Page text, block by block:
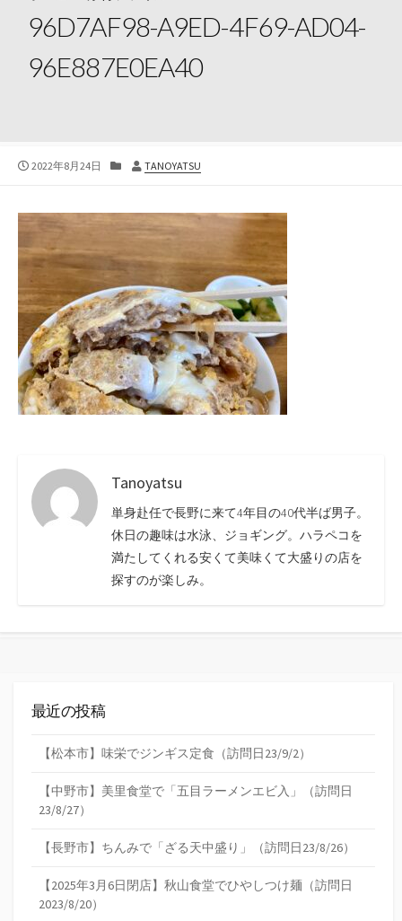
96D7AF98-A9ED-4F69-AD04-
96E887E0EA40
公
2022年8月24日
カ
リ
ー
投
TANOYATSU
Tanoyatsu
単身赴任で長野に来て4年目の40代半ば男子。
休日の趣味は水泳、ジョギング。ハラペコを
満たしてくれる安くて美味くて大盛りの店を
探すのが楽しみ。
最近の投稿
【松本市】味栄でジンギス定食（訪問日23/9/2）
【中野市】美里食堂で「五目ラーメンエビ入」（訪問日
23/8/27）
【長野市】ちんみで「ざる天中盛り」（訪問日23/8/26）
【2025年3月6日閉店】秋山食堂でひやしつけ麺（訪問日
2023/8/20）